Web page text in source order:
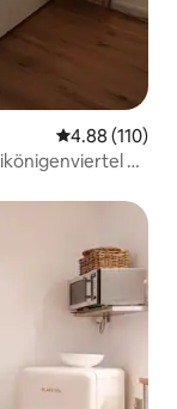
Calificación
4.88 (110)
de